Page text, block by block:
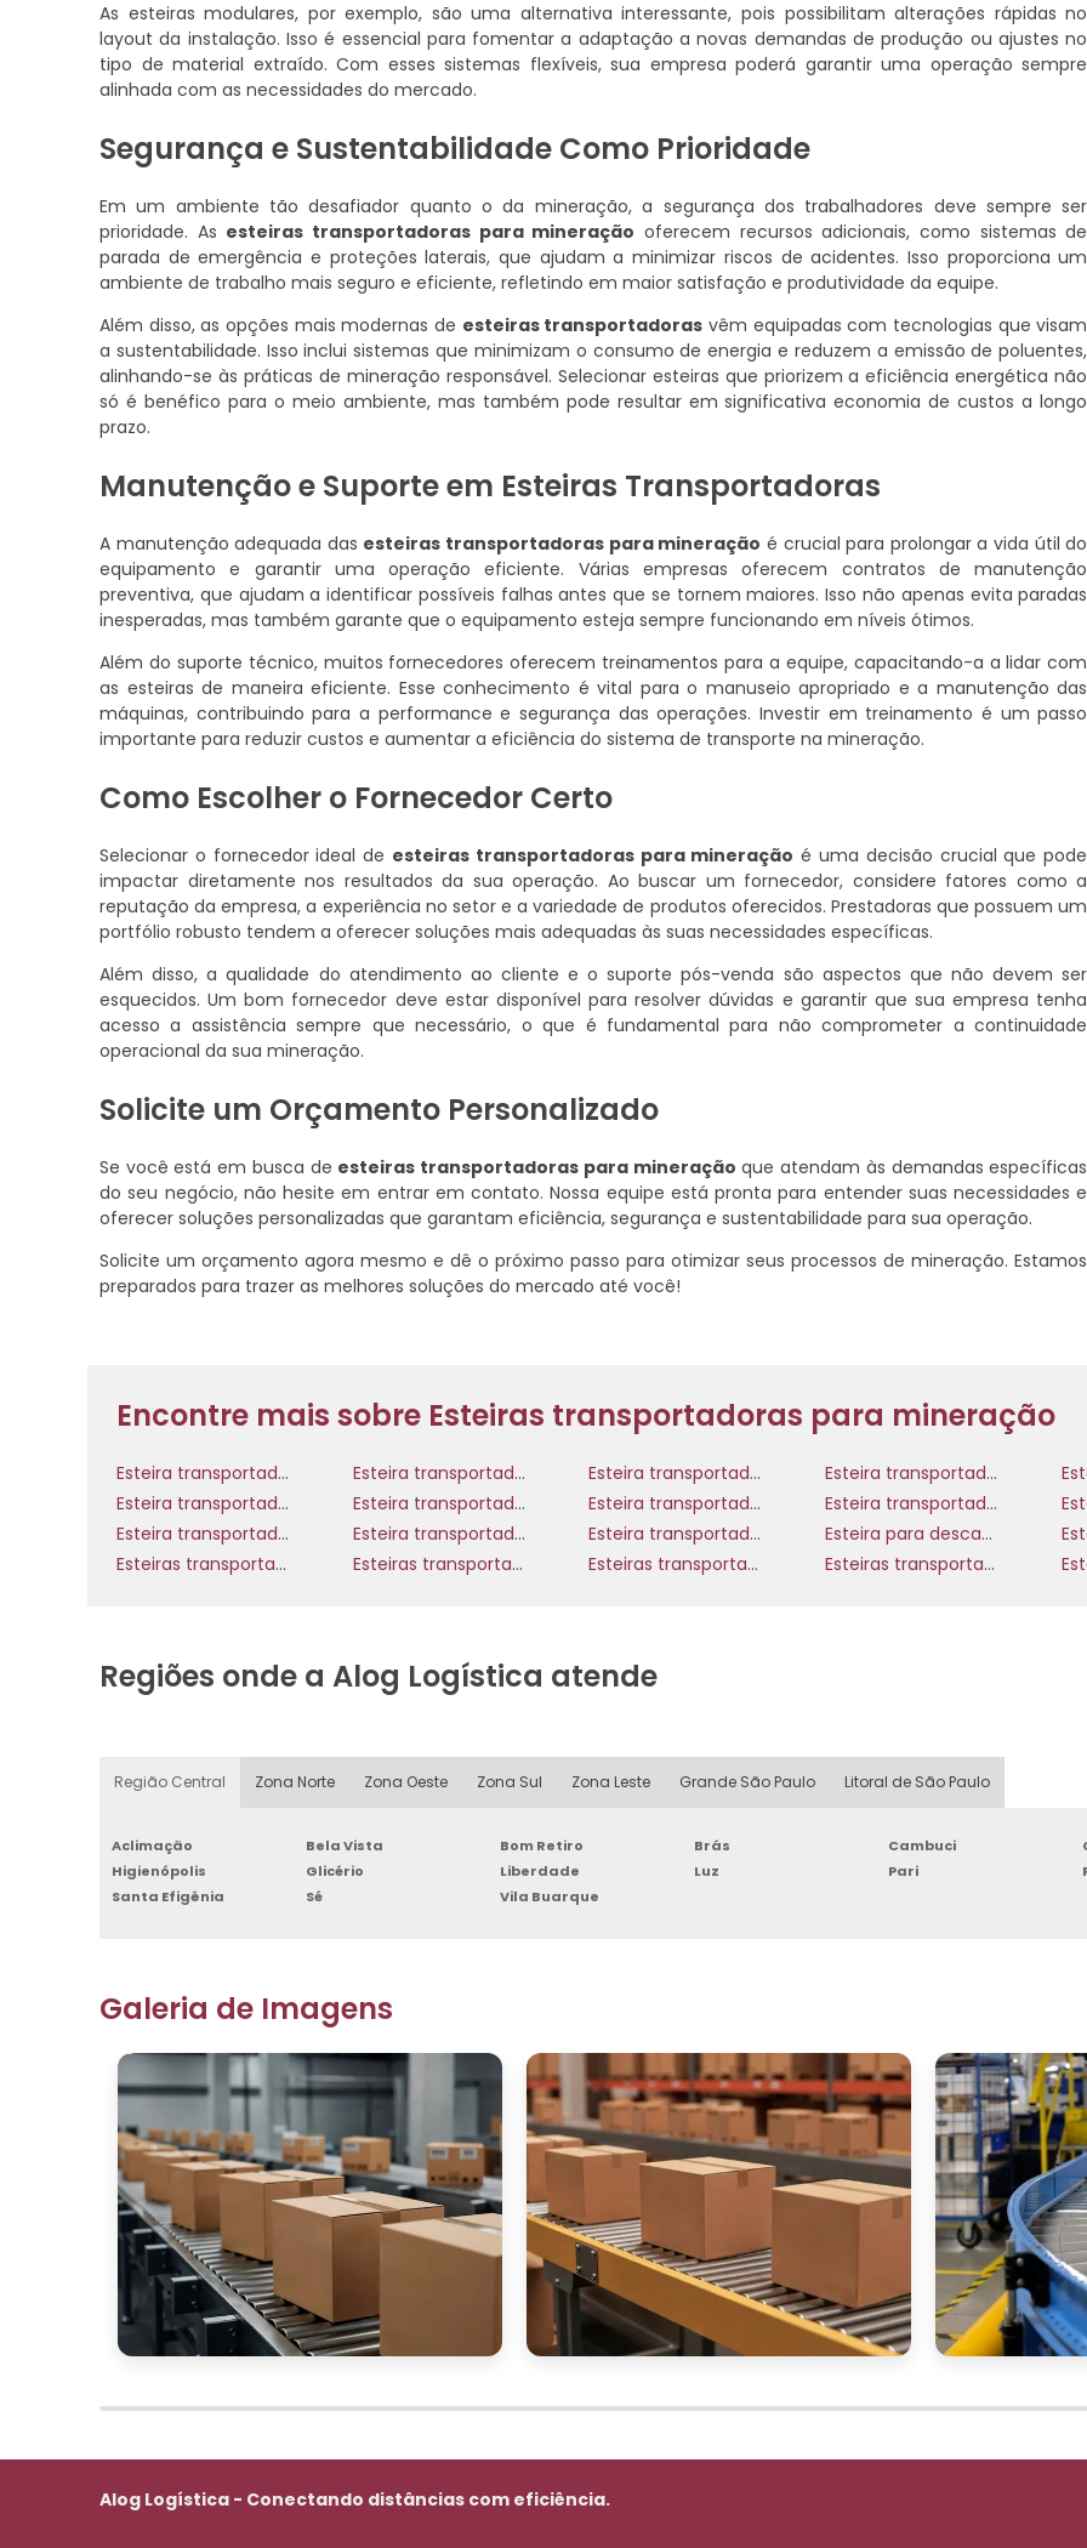
As esteiras modulares, por exemplo, são uma alternativa interessante, pois possibilitam alterações rápidas no
layout da instalação. Isso é essencial para fomentar a adaptação a novas demandas de produção ou ajustes no
tipo de material extraído. Com esses sistemas flexíveis, sua empresa poderá garantir uma operação sempre
alinhada com as necessidades do mercado.
Segurança e Sustentabilidade Como Prioridade
Em um ambiente tão desafiador quanto o da mineração, a segurança dos trabalhadores deve sempre ser
prioridade. As esteiras transportadoras para mineração oferecem recursos adicionais, como sistemas de
parada de emergência e proteções laterais, que ajudam a minimizar riscos de acidentes. Isso proporciona um
ambiente de trabalho mais seguro e eficiente, refletindo em maior satisfação e produtividade da equipe.
Além disso, as opções mais modernas de esteiras transportadoras vêm equipadas com tecnologias que visam
a sustentabilidade. Isso inclui sistemas que minimizam o consumo de energia e reduzem a emissão de poluentes,
alinhando-se às práticas de mineração responsável. Selecionar esteiras que priorizem a eficiência energética não
só é benéfico para o meio ambiente, mas também pode resultar em significativa economia de custos a longo
prazo.
Manutenção e Suporte em Esteiras Transportadoras
A manutenção adequada das esteiras transportadoras para mineração é crucial para prolongar a vida útil do
equipamento e garantir uma operação eficiente. Várias empresas oferecem contratos de manutenção
preventiva, que ajudam a identificar possíveis falhas antes que se tornem maiores. Isso não apenas evita paradas
inesperadas, mas também garante que o equipamento esteja sempre funcionando em níveis ótimos.
Além do suporte técnico, muitos fornecedores oferecem treinamentos para a equipe, capacitando-a a lidar com
as esteiras de maneira eficiente. Esse conhecimento é vital para o manuseio apropriado e a manutenção das
máquinas, contribuindo para a performance e segurança das operações. Investir em treinamento é um passo
importante para reduzir custos e aumentar a eficiência do sistema de transporte na mineração.
Como Escolher o Fornecedor Certo
Selecionar o fornecedor ideal de esteiras transportadoras para mineração é uma decisão crucial que pode
impactar diretamente nos resultados da sua operação. Ao buscar um fornecedor, considere fatores como a
reputação da empresa, a experiência no setor e a variedade de produtos oferecidos. Prestadoras que possuem um
portfólio robusto tendem a oferecer soluções mais adequadas às suas necessidades específicas.
Além disso, a qualidade do atendimento ao cliente e o suporte pós-venda são aspectos que não devem ser
esquecidos. Um bom fornecedor deve estar disponível para resolver dúvidas e garantir que sua empresa tenha
acesso a assistência sempre que necessário, o que é fundamental para não comprometer a continuidade
operacional da sua mineração.
Solicite um Orçamento Personalizado
Se você está em busca de esteiras transportadoras para mineração que atendam às demandas específicas
do seu negócio, não hesite em entrar em contato. Nossa equipe está pronta para entender suas necessidades e
oferecer soluções personalizadas que garantam eficiência, segurança e sustentabilidade para sua operação.
Solicite um orçamento agora mesmo e dê o próximo passo para otimizar seus processos de mineração. Estamos
preparados para trazer as melhores soluções do mercado até você!
Encontre mais sobre Esteiras transportadoras para mineração
Esteira transportadora de carga Esteira transportadora de cavaco Esteira transportadora de concreto Esteira transportadora de garrafas
Esteira transportadora de paletes
Esteira transportadora de peças Esteira transportadora de plástico Esteira transportadora de pvc
Esteira transportadora de sacos
Esteira transportadora de talisca Esteira transportadora de teflon Esteira para descarga de caminhão
Esteiras transportadoras curvas
Esteiras transportadoras de roletes Esteiras transportadoras metálicas Esteiras transportadoras modulares
Regiões onde a Alog Logística atende
Região Central Zona Norte Zona Oeste Zona Sul Zona Leste Grande São Paulo Litoral de São Paulo
Aclimação Bela Vista Bom Retiro Brás Cambuci
Higienópolis
Glicério Liberdade Luz Pari
Santa Efigênia
Sé Vila Buarque
Galeria de Imagens
Alog Logística - Conectando distâncias com eficiência.